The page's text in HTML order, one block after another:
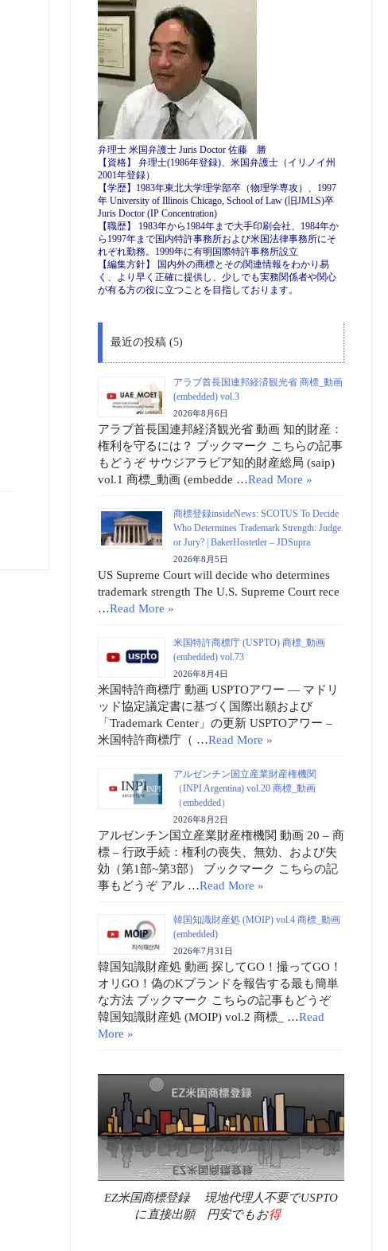
弁理士 米国弁護士 Juris Doctor 佐藤 勝
【資格】 弁理士(1986年登録)、米国弁護士（イリノイ州
2001年登録）
【学歴】1983年東北大学理学部卒（物理学専攻）、1997
年 University of Illinois Chicago, School of Law (旧JMLS)卒
Juris Doctor (IP Concentration)
【職歴】 1983年から1984年まで大手印刷会社、1984年か
ら1997年まで国内特許事務所および米国法律事務所にそ
れぞれ勤務。1999年に有明国際特許事務所設立
【編集方針】 国内外の商標とその関連情報をわかり易
く、より早く正確に提供し、少しでも実務関係者や関心
が有る方の役に立つことを目指しております。
最近の投稿 (5)
アラブ首長国連邦経済観光省 商標_動画
(embedded) vol.3
2026年8月6日
アラブ首長国連邦経済観光省 動画 知的財産：
権利を守るには？ ブックマーク こちらの記事
もどうぞ サウジアラビア知的財産総局 (saip)
vol.1 商標_動画 (embedde …Read More »
商標登録insideNews: SCOTUS To Decide
Who Determines Trademark Strength: Judge
or Jury? | BakerHostetler – JDSupra
2026年8月5日
US Supreme Court will decide who determines
trademark strength The U.S. Supreme Court rece
…Read More »
米国特許商標庁 (USPTO) 商標_動画
(embedded) vol.73
2026年8月4日
米国特許商標庁 動画 USPTOアワー ― マドリ
ッド協定議定書に基づく国際出願および
「Trademark Center」の更新 USPTOアワー –
米国特許商標庁（ …Read More »
アルゼンチン国立産業財産権機関
（INPI Argentina) vol.20 商標_動画
（embedded）
2026年8月2日
アルゼンチン国立産業財産権機関 動画 20 – 商
標 – 行政手続：権利の喪失、無効、および失
効（第1部~第3部） ブックマーク こちらの記
事もどうぞ アル …Read More »
韓国知識財産処 (MOIP) vol.4 商標_動画
(embedded)
2026年7月31日
韓国知識財産処 動画 探してGO！撮ってGO！
オリGO！偽のKブランドを報告する最も簡単
な方法 ブックマーク こちらの記事もどうぞ
韓国知識財産処 (MOIP) vol.2 商標_ …Read
More »
EZ米国商標登録 現地代理人不要でUSPTO
に直接出願 円安でもお得